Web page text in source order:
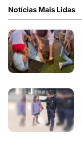
Notícias Mais Lidas